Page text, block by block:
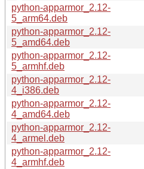
python-apparmor_2.12-
5_arm64.deb
python-apparmor_2.12-
5_amd64.deb
python-apparmor_2.12-
5_armhf.deb
python-apparmor_2.12-
4_i386.deb
python-apparmor_2.12-
4_amd64.deb
python-apparmor_2.12-
4_armel.deb
python-apparmor_2.12-
4_armhf.deb